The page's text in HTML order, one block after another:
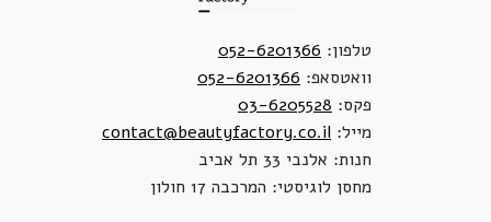
טלפון: 052-6201366
וואטסאפ: 052-6201366
פקס: 03-6205528
מייל: contact@beautyfactory.co.il
חנות: אלנבי 33 תל אביב
מחסן לוגיסטי: המרכבה 17 חולון